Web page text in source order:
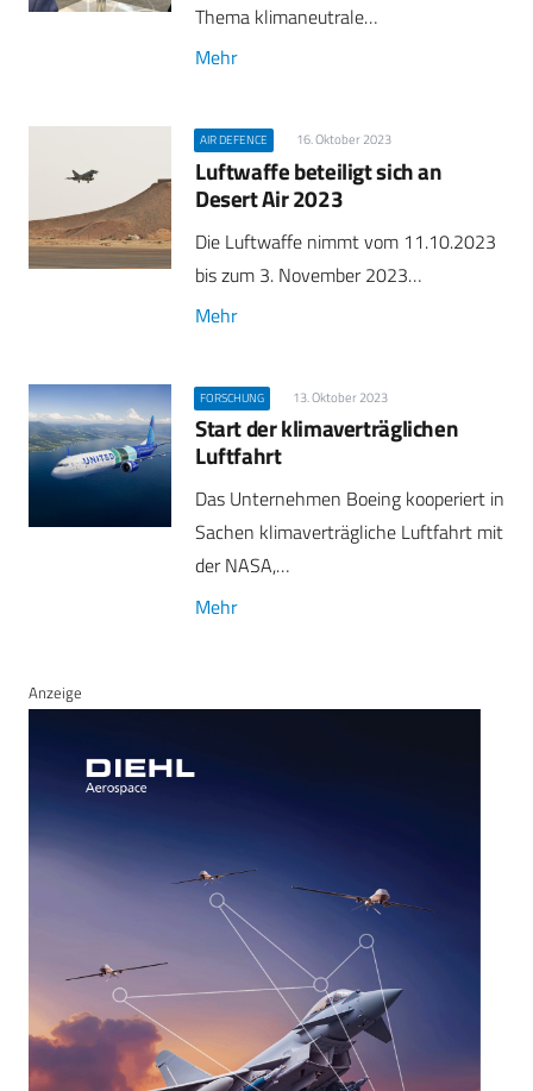
Thema klimaneutrale…
Mehr
AIR DEFENCE 16. Oktober 2023
Luftwaffe beteiligt sich an
Desert Air 2023
Die Luftwaffe nimmt vom 11.10.2023
bis zum 3. November 2023…
Mehr
FORSCHUNG 13. Oktober 2023
Start der klimaverträglichen
Luftfahrt
Das Unternehmen Boeing kooperiert in
Sachen klimaverträgliche Luftfahrt mit
der NASA,…
Mehr
Anzeige